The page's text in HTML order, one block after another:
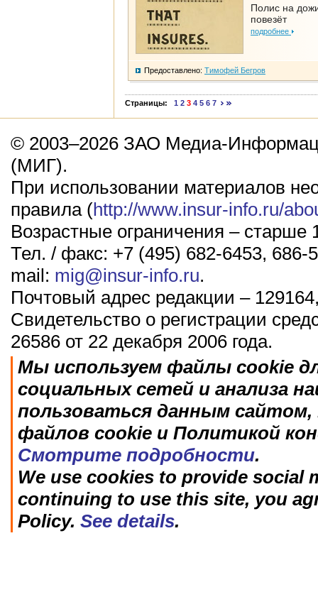
Полис на
повезёт
подробнее
Предоставлено: Тимофей Бегров
Страницы: 1 2 3 4 5 6 7
© 2003–2026 ЗАО Медиа-
(МИГ).
При использовании материалов
правила (http://www.insur-info.ru/
Возрастные ограничения – старше
Тел. / факс: +7 (495) 682-6453, 686-
mail: mig@insur-info.ru.
Почтовый адрес редакции –
Свидетельство о регистрации
26586 от 22 декабря 2006 года.
Мы используем файлы cookie
социальных сетей и анализа
пользоваться данным
файлов cookie и Политикой
Смотрите подробности.
We use cookies to provide social
continuing to use this site, you
Policy. See details.